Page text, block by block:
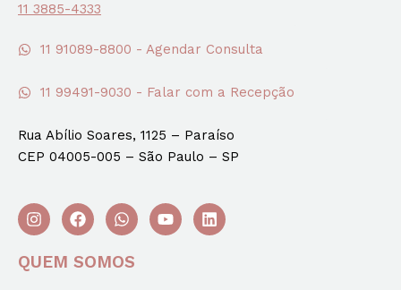
11 3885-4333
11 91089-8800 - Agendar Consulta
11 99491-9030 - Falar com a Recepção
Rua Abílio Soares, 1125 – Paraíso
CEP 04005-005 – São Paulo – SP
QUEM SOMOS